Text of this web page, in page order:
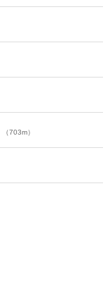
（703m）